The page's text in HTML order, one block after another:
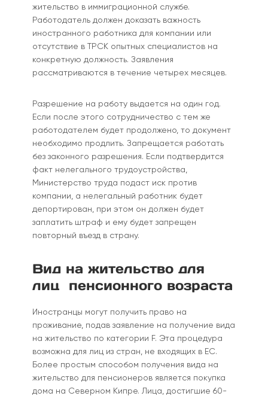
жительство в иммиграционной службе.
Работодатель должен доказать важность
иностранного работника для компании или
отсутствие в ТРСК опытных специалистов на
конкретную должность. Заявления
рассматриваются в течение четырех месяцев.
Разрешение на работу выдается на один год.
Если после этого сотрудничество с тем же
работодателем будет продолжено, то документ
необходимо продлить. Запрещается работать
без законного разрешения. Если подтвердится
факт нелегального трудоустройства,
Министерство труда подаст иск против
компании, а нелегальный работник будет
депортирован, при этом он должен будет
заплатить штраф и ему будет запрещен
повторный въезд в страну.
Вид на жительство для
лиц пенсионного возраста
Иностранцы могут получить право на
проживание, подав заявление на получение вида
на жительство по категории F. Эта процедура
возможна для лиц из стран, не входящих в ЕС.
Более простым способом получения вида на
жительство для пенсионеров является покупка
дома на Северном Кипре. Лица, достигшие 60-